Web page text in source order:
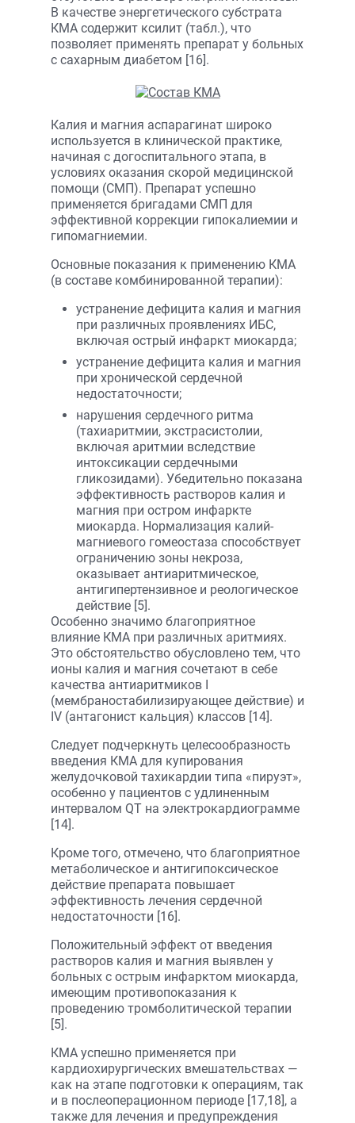
В качестве энергетического субстрата
КМА содержит ксилит (табл.), что
позволяет применять препарат у больных
с сахарным диабетом [16].
Калия и магния аспарагинат широко
используется в клинической практике,
начиная с догоспитального этапа, в
условиях оказания скорой медицинской
помощи (СМП). Препарат успешно
применяется бригадами СМП для
эффективной коррекции гипокалиемии и
гипомагниемии.
Основные показания к применению КМА
(в составе комбинированной терапии):
устранение дефицита калия и магния
при различных проявлениях ИБС,
включая острый инфаркт миокарда;
устранение дефицита калия и магния
при хронической сердечной
недостаточности;
нарушения сердечного ритма
(тахиаритмии, экстрасистолии,
включая аритмии вследствие
интоксикации сердечными
гликозидами). Убедительно показана
эффективность растворов калия и
магния при остром инфаркте
миокарда. Нормализация калий-
магниевого гомеостаза способствует
ограничению зоны некроза,
оказывает антиаритмическое,
антигипертензивное и реологическое
действие [5].
Особенно значимо благоприятное
влияние КМА при различных аритмиях.
Это обстоятельство обусловлено тем, что
ионы калия и магния сочетают в себе
качества антиаритмиков I
(мембраностабилизируающее действие) и
IV (антагонист кальция) классов [14].
Следует подчеркнуть целесообразность
введения КМА для купирования
желудочковой тахикардии типа «пируэт»,
особенно у пациентов с удлиненным
интервалом QT на электрокардиограмме
[14].
Кроме того, отмечено, что благоприятное
метаболическое и антигипоксическое
действие препарата повышает
эффективность лечения сердечной
недостаточности [16].
Положительный эффект от введения
растворов калия и магния выявлен у
больных с острым инфарктом миокарда,
имеющим противопоказания к
проведению тромболитической терапии
[5].
КМА успешно применяется при
кардиохирургических вмешательствах —
как на этапе подготовки к операциям, так
и в послеоперационном периоде [17,18], а
также для лечения и предупреждения